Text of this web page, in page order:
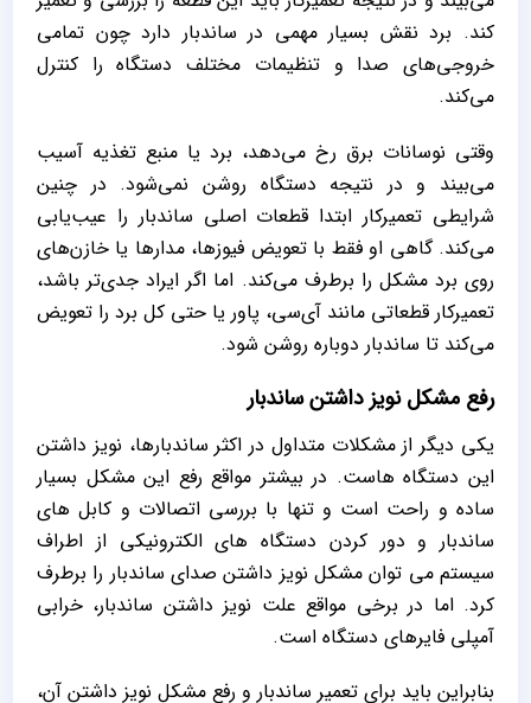
کند. برد نقش بسیار مهمی در ساندبار دارد چون تمامی
خروجی‌های صدا و تنظیمات مختلف دستگاه را کنترل
می‌کند.
وقتی نوسانات برق رخ می‌دهد، برد یا منبع تغذیه آسیب
می‌بیند و در نتیجه دستگاه روشن نمی‌شود. در چنین
شرایطی تعمیرکار ابتدا قطعات اصلی ساندبار را عیب‌یابی
می‌کند. گاهی او فقط با تعویض فیوزها، مدارها یا خازن‌های
روی برد مشکل را برطرف می‌کند. اما اگر ایراد جدی‌تر باشد،
تعمیرکار قطعاتی مانند آی‌سی، پاور یا حتی کل برد را تعویض
می‌کند تا ساندبار دوباره روشن شود.
رفع مشکل نویز داشتن ساندبار
یکی دیگر از مشکلات متداول در اکثر ساندبارها، نویز داشتن
این دستگاه هاست. در بیشتر مواقع رفع این مشکل بسیار
ساده و راحت است و تنها با بررسی اتصالات و کابل های
ساندبار و دور کردن دستگاه های الکترونیکی از اطراف
سیستم می توان مشکل نویز داشتن صدای ساندبار را برطرف
کرد. اما در برخی مواقع علت نویز داشتن ساندبار، خرابی
آمپلی فایرهای دستگاه است.
بنابراین باید برای تعمیر ساندبار و رفع مشکل نویز داشتن آن،